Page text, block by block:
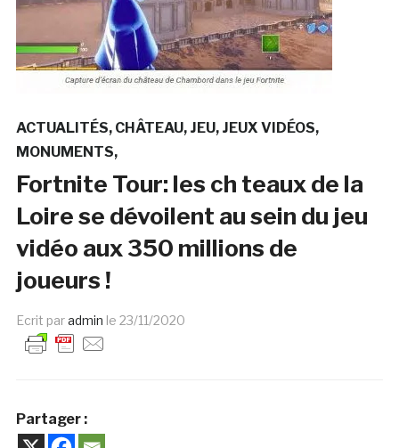
ACTUALITÉS CHÂTEAU JEU JEUX VIDÉOS
MONUMENTS
Fortnite Tour: les ch teaux de la
Loire se dévoilent au sein du jeu
vidéo aux 350 millions de
joueurs !
Ecrit paradmin le 23/11/2020
Partager :